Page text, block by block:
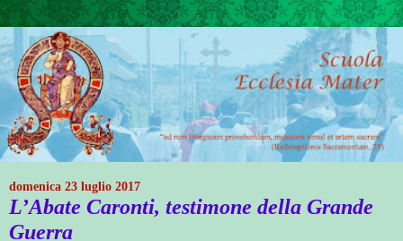
domenica 23 luglio 2017
L’Abate Caronti, testimone della Grande
Guerra